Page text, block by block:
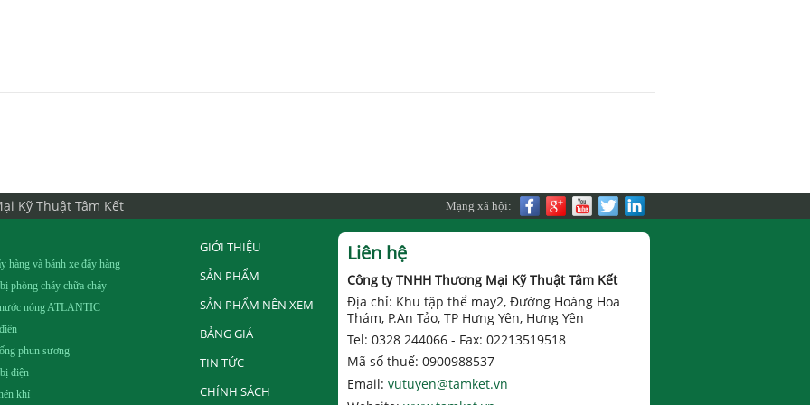
Kỹ Thuật Tâm Kết Mạng xã hội:
hàng và bánh xe đẩy hàng
phòng cháy chữa cháy
nóng ATLANTIC
phun sương
điện
khí
GIỚI THIỆU
SẢN PHẨM
SẢN PHẨM NÊN XEM
BẢNG GIÁ
TIN TỨC
CHÍNH SÁCH
Liên hệ
Công ty TNHH Thương Mại Kỹ Thuật Tâm Kết
Địa chỉ: Khu tập thể may2, Đường Hoàng Hoa
Thám, P.An Tảo, TP Hưng Yên, Hưng Yên
Tel: 0328 244066 - Fax: 02213519518
Mã số thuế: 0900988537
Email: vutuyen@tamket.vn